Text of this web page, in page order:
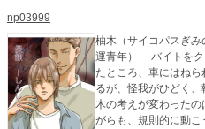
np03999
柚木（サイコパスぎ
運青年） バイトをクビになった帰り道、茫然自失としてい
たところ、車にはね
るが、怪我がひどく
木の考えが変わった
がらも、規則的に動こ